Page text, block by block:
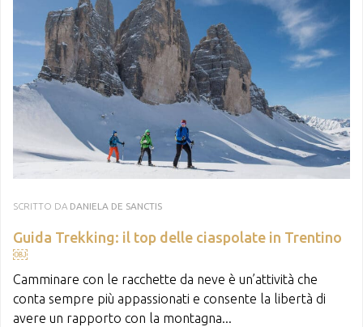
SCRITTO DA DANIELA DE SANCTIS
Guida Trekking: il top delle ciaspolate in Trentino
￼
Camminare con le racchette da neve è un’attività che
conta sempre più appassionati e consente la libertà di
avere un rapporto con la montagna...